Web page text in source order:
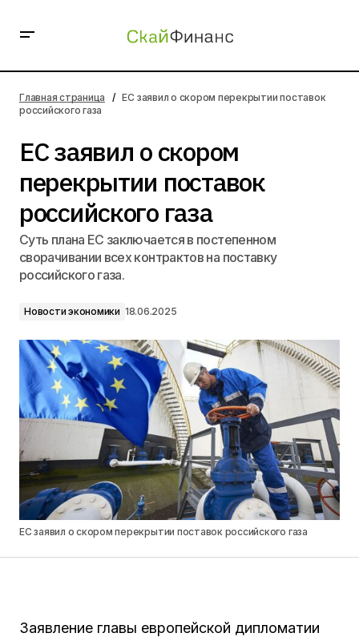
газа
Главная страница
ЕС заявил о скором перекрытии поставок
российского газа
ЕС заявил о скором
перекрытии поставок
российского газа
Суть плана ЕС заключается в постепенном
сворачивании всех контрактов на поставку
российского газа.
Новости экономики 18.06.2025
ЕС заявил о скором перекрытии поставок российского газа
Заявление главы европейской дипломатии